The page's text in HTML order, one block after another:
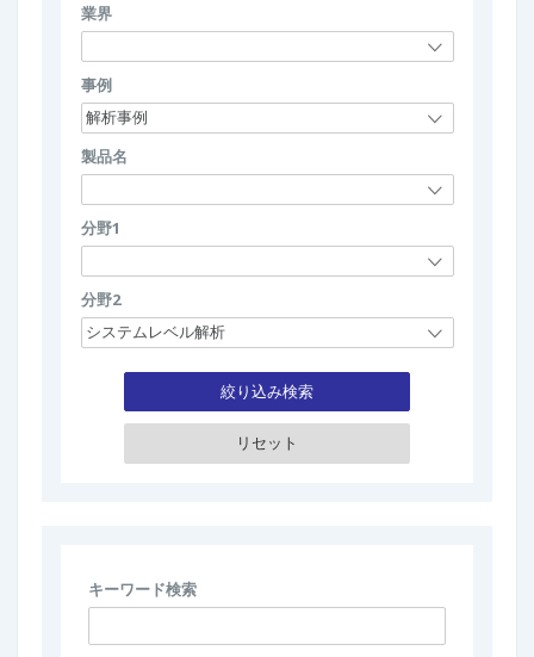
業界
事例
製品名
分野1
分野2
絞り込み検索
キーワード検索